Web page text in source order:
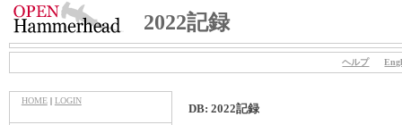
2022記録
ヘルプ
HOME| LOGIN
DB: 2022記録